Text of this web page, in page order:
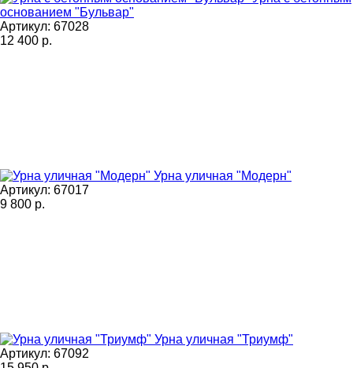
основанием "Бульвар"
Артикул: 67028
12 400 р.
Урна уличная "Модерн"
Артикул: 67017
9 800 р.
Урна уличная "Триумф"
Артикул: 67092